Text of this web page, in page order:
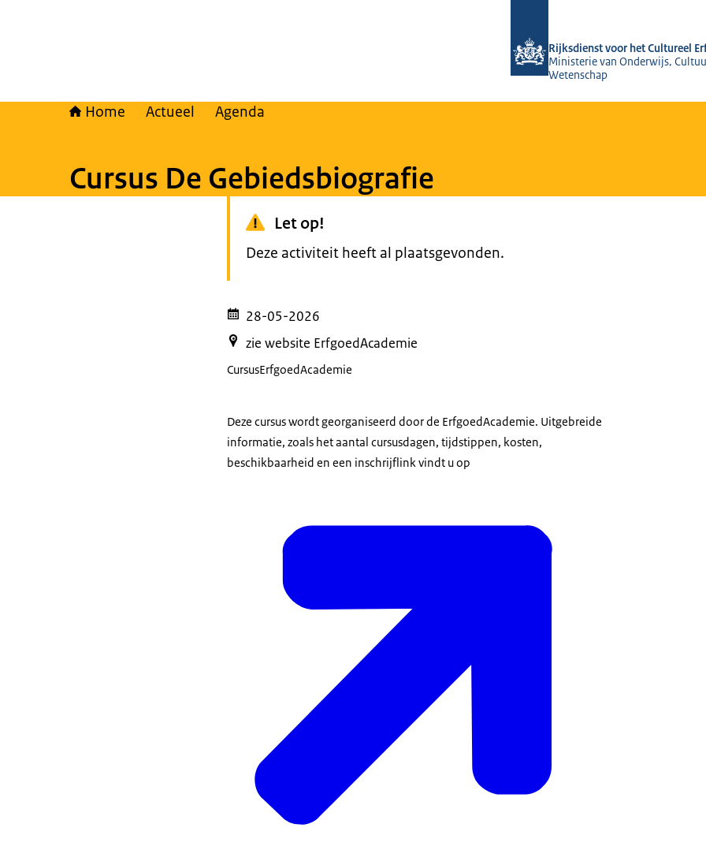
Rijksdienst voor het Cultureel
Ministerie van Onderwijs,
Wetenschap
Home Actueel Agenda
Cursus De Gebiedsbiografie
Let op!
Deze activiteit heeft al plaatsgevonden.
28-05-2026
zie website ErfgoedAcademie
CursusErfgoedAcademie
Deze cursus wordt georganiseerd door de ErfgoedAcademie. Uitgebreide
informatie, zoals het aantal cursusdagen, tijdstippen, kosten,
beschikbaarheid en een inschrijflink vindt u op